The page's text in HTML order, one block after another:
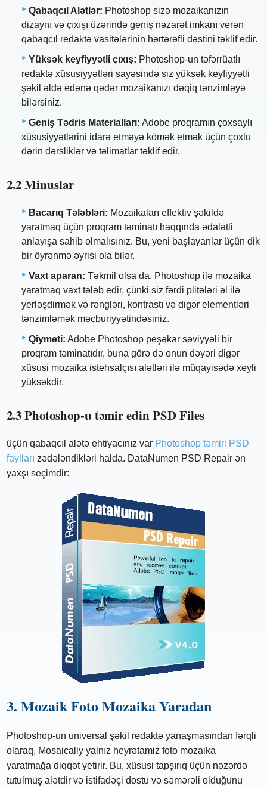
Qabaqcıl Alətlər: Photoshop sizə mozaikanızın
dizaynı və çıxışı üzərində geniş nəzarət imkanı verən
qabaqcıl redaktə vasitələrinin hərtərəfli dəstini təklif edir.
Yüksək keyfiyyətli çıxış: Photoshop-un təfərrüatlı
redaktə xüsusiyyətləri sayəsində siz yüksək keyfiyyətli
şəkil əldə edənə qədər mozaikanızı dəqiq tənzimləyə
bilərsiniz.
Geniş Tədris Materialları: Adobe proqramın çoxsaylı
xüsusiyyətlərini idarə etməyə kömək etmək üçün çoxlu
dərin dərsliklər və təlimatlar təklif edir.
2.2 Minuslar
Bacarıq Tələbləri: Mozaikaları effektiv şəkildə
yaratmaq üçün proqram təminatı haqqında ədalətli
anlayışa sahib olmalısınız. Bu, yeni başlayanlar üçün dik
bir öyrənmə əyrisi ola bilər.
Vaxt aparan: Təkmil olsa da, Photoshop ilə mozaika
yaratmaq vaxt tələb edir, çünki siz fərdi plitələri əl ilə
yerləşdirmək və rəngləri, kontrastı və digər elementləri
tənzimləmək məcburiyyətindəsiniz.
Qiyməti: Adobe Photoshop peşəkar səviyyəli bir
proqram təminatıdır, buna görə də onun dəyəri digər
xüsusi mozaika istehsalçısı alətləri ilə müqayisədə xeyli
yüksəkdir.
2.3 Photoshop-u təmir edin PSD Files
üçün qabaqcıl alətə ehtiyacınız var Photoshop təmiri PSD
faylları zədələndikləri halda. DataNumen PSD Repair ən
yaxşı seçimdir:
3. Mozaik Foto Mozaika Yaradan
Photoshop-un universal şəkil redaktə yanaşmasından fərqli
olaraq, Mosaically yalnız heyrətamiz foto mozaika
yaratmağa diqqət yetirir. Bu, xüsusi tapşırıq üçün nəzərdə
tutulmuş alətdir və istifadəçi dostu və səmərəli olduğunu